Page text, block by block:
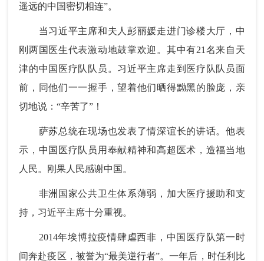
遥远的中国密切相连”。
当习近平主席和夫人彭丽媛走进门诊楼大厅，中
刚两国医生代表激动地鼓掌欢迎。其中有21名来自天
津的中国医疗队队员。习近平主席走到医疗队队员面
前，同他们一一握手，望着他们晒得黝黑的脸庞，亲
切地说：“辛苦了”！
萨苏总统在现场也发表了情深谊长的讲话。他表
示，中国医疗队员用奉献精神和高超医术，造福当地
人民。刚果人民感谢中国。
非洲国家公共卫生体系薄弱，加大医疗援助和支
持，习近平主席十分重视。
2014年埃博拉疫情肆虐西非，中国医疗队第一时
间奔赴疫区，被誉为“最美逆行者”。一年后，时任利比